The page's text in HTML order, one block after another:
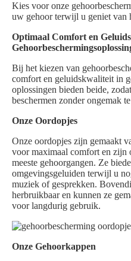
Kies voor onze
uw gehoor terwijl u geniet van
Optimaal Comfort en
Bij het kiezen van
comfort en geluidskwaliteit in
oplossingen bieden beide,
beschermen zonder ongemak
Onze Oordopjes
Onze oordopjes zijn gemaakt
voor maximaal comfort en zijn
meeste gehoorgangen. Ze
omgevingsgeluiden terwijl u
muziek of gesprekken.
herbruikbaar en kunnen ze
voor langdurig gebruik.
Onze Gehoorkappen